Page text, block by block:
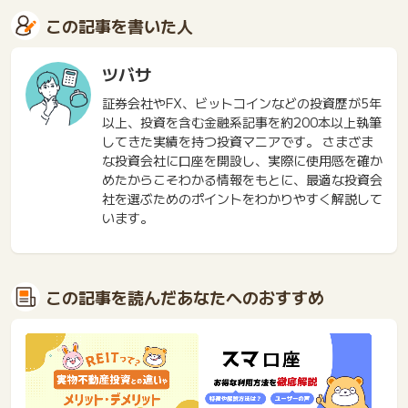
この記事を書いた人
ツバサ
証券会社やFX、ビットコインなどの投資歴が5年
以上、投資を含む金融系記事を約200本以上執筆
してきた実績を持つ投資マニアです。 さまざま
な投資会社に口座を開設し、実際に使用感を確か
めたからこそわかる情報をもとに、最適な投資会
社を選ぶためのポイントをわかりやすく解説して
います。
この記事を読んだあなたへのおすすめ